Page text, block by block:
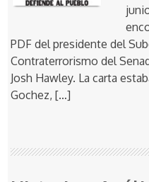
PDF del presidente del
Contraterrorismo del
Josh Hawley. La carta
Gochez, […]